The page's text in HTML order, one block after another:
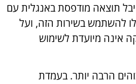
תוצאה מודפסת באנגלית עם
להשתמש בשירות הזה, ועל
אינה מיועדת לשימוש
הרבה יותר. בעמדת